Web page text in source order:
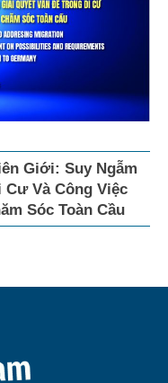
Giới: Suy Ngẫm
Cư Và Công Việc
Sóc Toàn Cầu